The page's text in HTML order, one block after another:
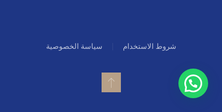
شروط الاستخدام سياسة الخصوصية